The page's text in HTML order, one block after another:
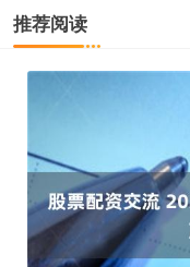
推荐阅读